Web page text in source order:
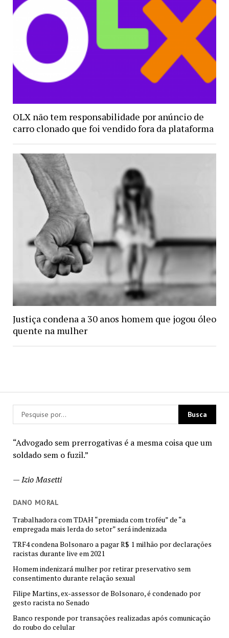
“Advogado sem prerrogativas é a mesma coisa que um
soldado sem o fuzil.”
—Izio Masetti
DANO MORAL
Trabalhadora com TDAH “premiada com troféu” de “a
empregada mais lerda do setor” será indenizada
TRF4 condena Bolsonaro a pagar R$ 1 milhão por declarações
racistas durante live em 2021
Homem indenizará mulher por retirar preservativo sem
consentimento durante relação sexual
Filipe Martins, ex-assessor de Bolsonaro, é condenado por
gesto racista no Senado
Banco responde por transações realizadas após comunicação
do roubo do celular
OLX não tem responsabilidade por anúncio de
carro clonado que foi vendido fora da plataforma
Justiça condena a 30 anos homem que jogou óleo
quente na mulher